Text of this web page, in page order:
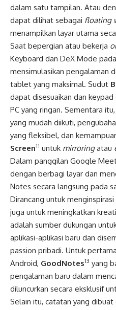
dalam satu tampilan. Atau
dapat dilihat sebagai floating
menampilkan layar utama
Saat bepergian atau bekerja
Keyboard dan DeX Mode
mensimulasikan pengalaman
tablet yang maksimal. Sudut
dapat disesuaikan dan keypad
PC yang ringan. Sementara itu,
yang mudah diikuti,
yang fleksibel, dan
Screen11 untuk mirroringatau
Dalam panggilan Google
dengan berbagi layar dan
Notes secara langsung pada
Dirancang untuk
juga untuk meningkatkan
adalah sumber dukungan
aplikasi-aplikasi baru dan
passion pribadi. Untuk
Android, GoodNotes13 yang
pengalaman baru dalam
diluncurkan secara eksklusif
Selain itu, catatan yang